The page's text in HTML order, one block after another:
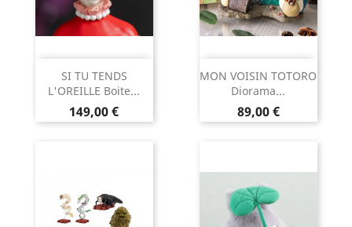
SI TU TENDS
L'OREILLE Boite...
Prix
149,00 €
MON VOISIN TOTORO
Diorama...
Prix
89,00 €